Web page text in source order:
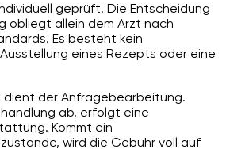
geprüft. Die Entscheidung
obliegt allein dem Arzt nach
Es besteht kein
eines Rezepts oder eine
dient der Anfragebearbeitung.
ab, erfolgt eine
Kommt ein
wird die Gebühr voll auf